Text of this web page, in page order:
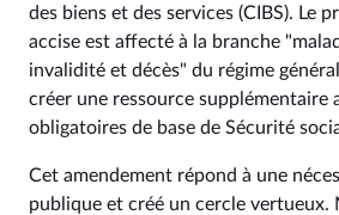
des biens et des services (CIBS). Le
accise est affecté à la branche
invalidité et décès" du régime
créer une ressource supplémentaire
obligatoires de base de Sécurité
Cet amendement répond à une
publique et créé un cercle vertueux.